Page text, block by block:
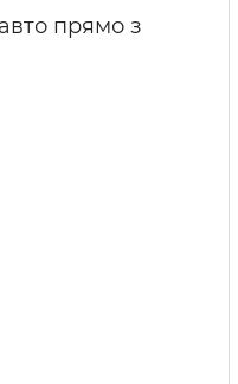
прямо з